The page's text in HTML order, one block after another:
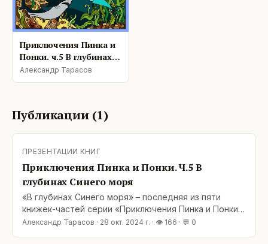
Приключения Пинка и
Понки. ч.5 В глубинах
Синего моря
Александр Тарасов
Публикации (1)
ПРЕЗЕНТАЦИИ КНИГ
Приключения Пинка и Понки. Ч.5 В
глубинах Синего моря
«В глубинах Синего моря» – последняя из пяти
книжек-частей серии «Приключения Пинка и Понки.
Том 1». Она написана в жанре фэнтези об
Александр Тарасов · 28 окт. 2024 г. · 👁 166 · 💬 0